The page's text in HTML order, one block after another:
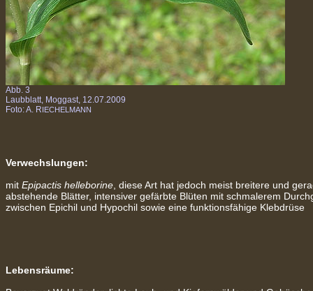
Abb. 3
Laubblatt, Moggast, 12.07.2009
Foto: A. RIECHELMANN
Verwechslungen:
mit Epipactis helleborine , diese Art hat jedoch meist breitere und
abstehende Blätter, intensiver gefärbte Blüten mit schmalerem
zwischen Epichil und Hypochil sowie eine funktionsfähige Klebdrüse
Lebensräume: